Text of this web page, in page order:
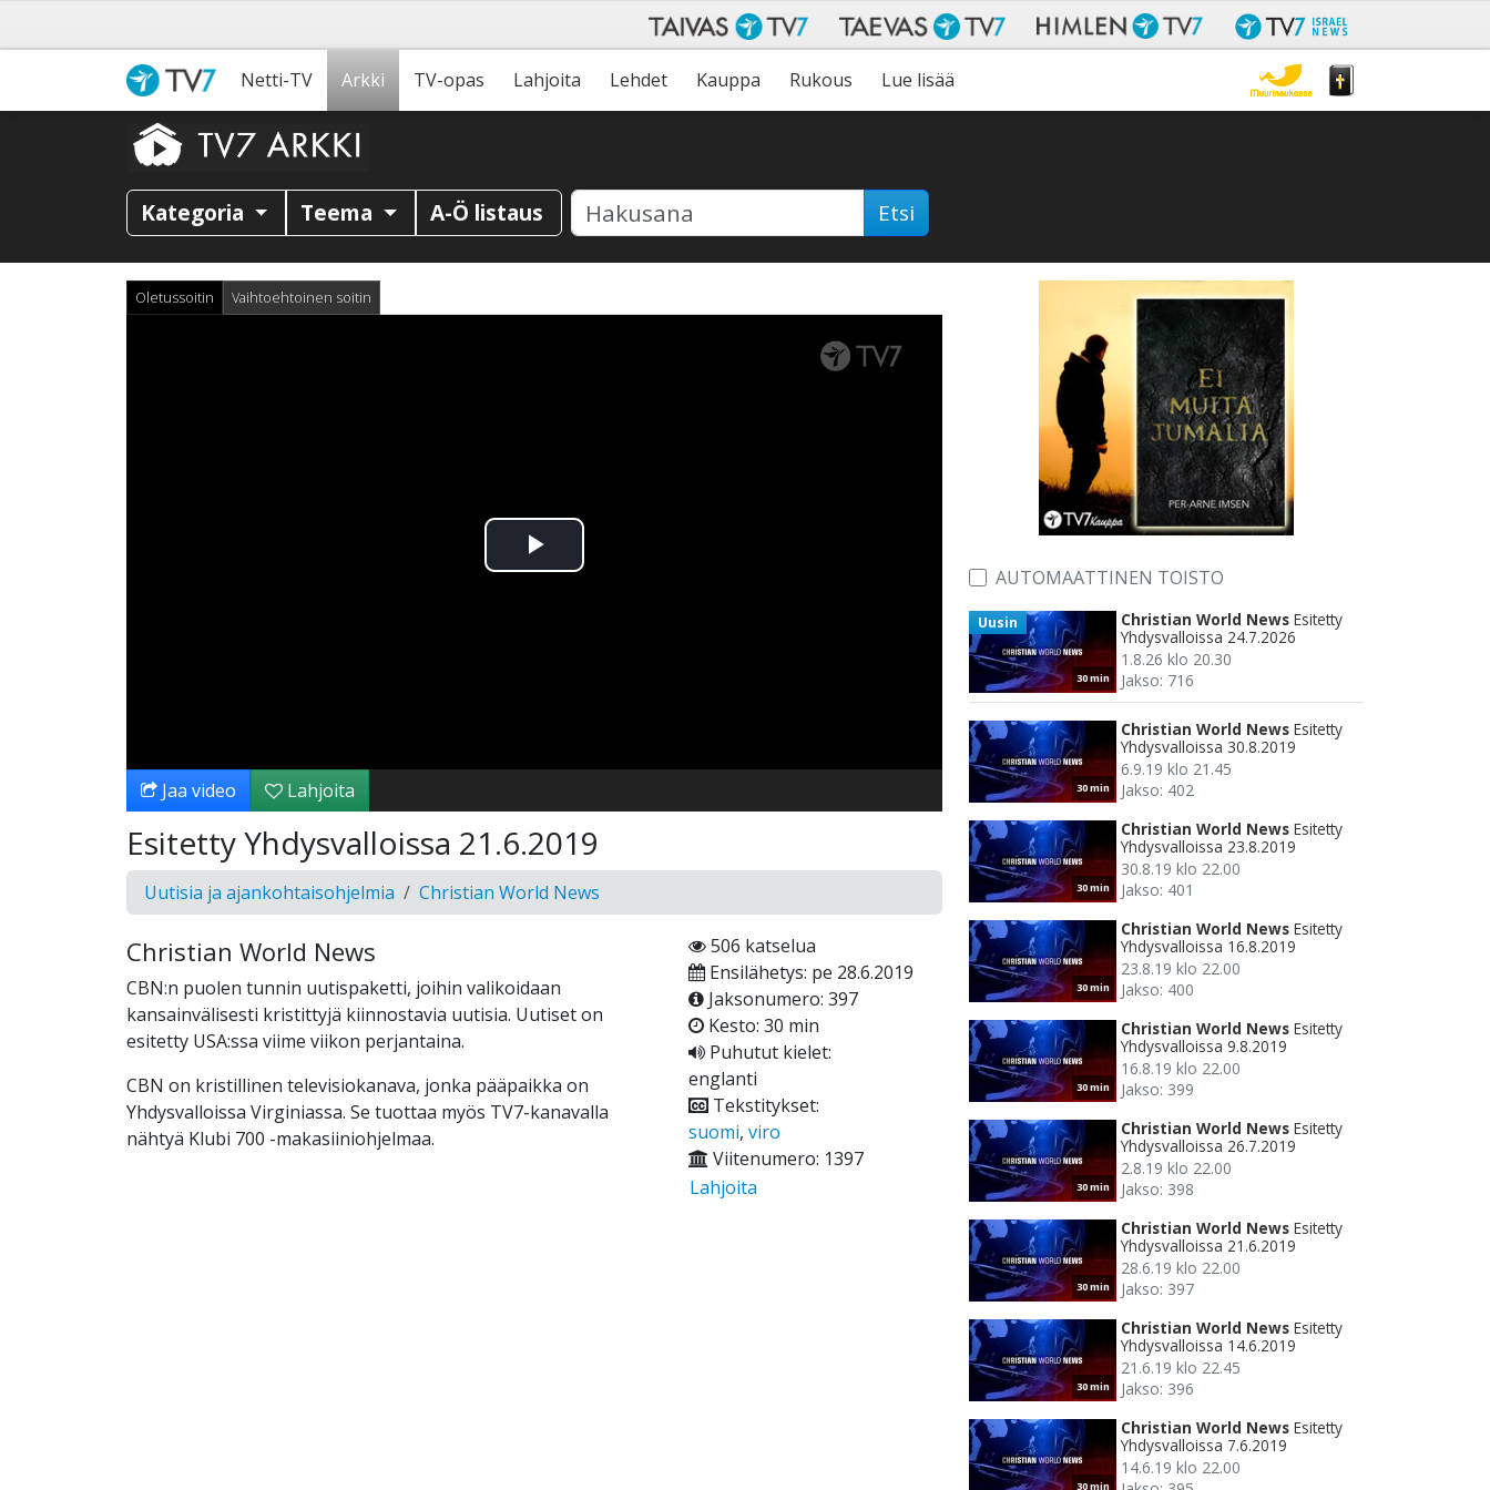
Netti-TV Arkki TV-opas Lahjoita Lehdet Kauppa Rukous Lue lisää
Kategoria Teema A-Ö listaus Etsi
Oletussoitin Vaihtoehtoinen soitin
Toista
Jaa video Lahjoita
Esitetty Yhdysvalloissa 21.6.2019
Uutisia ja ajankohtaisohjelmia Christian World News
Christian World News
CBN:n puolen tunnin uutispaketti, joihin valikoidaan
kansainvälisesti kristittyjä kiinnostavia uutisia. Uutiset on
esitetty USA:ssa viime viikon perjantaina.
CBN on kristillinen televisiokanava, jonka pääpaikka on
Yhdysvalloissa Virginiassa. Se tuottaa myös TV7-kanavalla
nähtyä Klubi 700 -makasiiniohjelmaa.
506 katselua
Ensilähetys: pe 28.6.2019
Jaksonumero: 397
Kesto: 30 min
Puhutut kielet:
englanti
Tekstitykset:
suomi, viro
Viitenumero: 1397
Lahjoita
AUTOMAATTINEN TOISTO
30 min
Uusin Christian World News Esitetty
Yhdysvalloissa 24.7.2026
1.8.26 klo 20.30
Jakso: 716
30 min
Christian World News Esitetty
Yhdysvalloissa 30.8.2019
6.9.19 klo 21.45
Jakso: 402
30 min
Christian World News Esitetty
Yhdysvalloissa 23.8.2019
30.8.19 klo 22.00
Jakso: 401
30 min
Christian World News Esitetty
Yhdysvalloissa 16.8.2019
23.8.19 klo 22.00
Jakso: 400
30 min
Christian World News Esitetty
Yhdysvalloissa 9.8.2019
16.8.19 klo 22.00
Jakso: 399
30 min
Christian World News Esitetty
Yhdysvalloissa 26.7.2019
2.8.19 klo 22.00
Jakso: 398
30 min
Christian World News Esitetty
Yhdysvalloissa 21.6.2019
28.6.19 klo 22.00
Jakso: 397
30 min
Christian World News Esitetty
Yhdysvalloissa 14.6.2019
21.6.19 klo 22.45
Jakso: 396
30 min
Christian World News Esitetty
Yhdysvalloissa 7.6.2019
14.6.19 klo 22.00